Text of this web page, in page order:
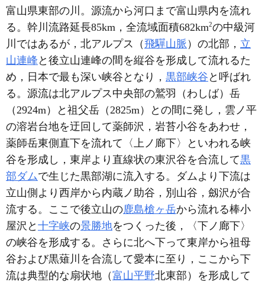
富山県東部の川。源流から河口まで富山県内を流れ
る。幹川流路延長85km，全流域面積682km2の中級河
川ではあるが，北アルプス（ 飛驒山脈 ）の北部， 立
山連峰 と後立山連峰の間を縦谷を形成して流れるた
め，日本で最も深い峡谷となり， 黒部峡谷 と呼ばれ
る。源流は北アルプス中央部の鷲羽（わしば）岳
（2924m）と祖父岳（2825m）との間に発し，雲ノ平
の溶岩台地を迂回して薬師沢，岩苔小谷をあわせ，
薬師岳東側直下を流れて〈上ノ廊下〉といわれる峡
谷を形成し，東岸より直線状の東沢谷を合流して黒
部ダムで生じた黒部湖に流入する。ダムより下流は
立山側より西岸から内蔵ノ助谷，別山谷，劔沢が合
流する。ここで後立山の鹿島槍ヶ岳から流れる棒小
屋沢と 十字峡の景勝地をつくった後，〈下ノ廊下〉
の峡谷を形成する。さらに北へ下って東岸から祖母
谷および黒薙川を合流して愛本に至り，ここから下
流は典型的な扇状地（富山平野北東部）を形成して